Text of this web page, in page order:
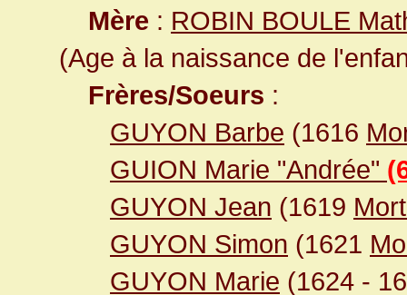
Mère : ROBIN BOULE
(Age à la naissance de
Frères/Soeurs :
GUYON Barbe (1616
GUION Marie "Andrée"
GUYON Jean (1619
GUYON Simon (1621
GUYON Marie (1624 -